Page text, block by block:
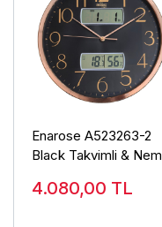
Enarose A523263-2
Black Takvimli & Nem
4.080,00 TL